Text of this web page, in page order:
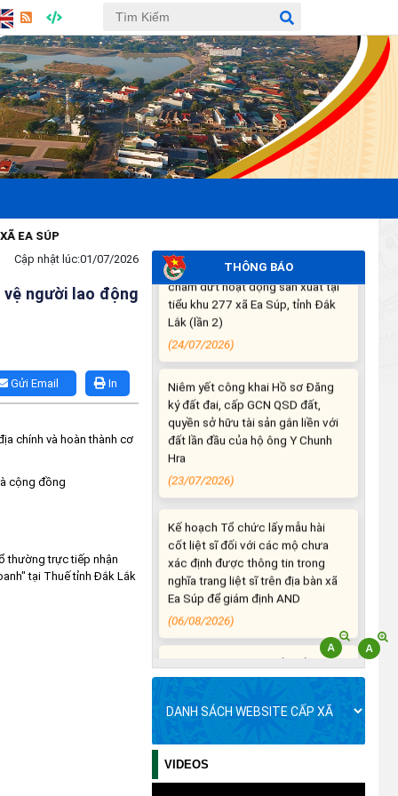
Cập nhật lúc:01/07/2026
vệ người lao động
In
Gửi Email
chính và hoàn thành cơ
cộng đồng
thường trực tiếp nhận
tại Thuế tỉnh Đắk Lắk
THÔNG BÁO
Chấp hành Trung ương Đảng
(28/07/2026)
THÔNG BÁO DỰ KIẾN LỊCH CÔNG
TÁC CỦA THƯỜNG TRỰC HĐND
XÃ VÀ LÃNH ĐẠO UBND XÃ
TUẦN THỨ 30 (từ ngày
27/7/2026 đến ngày
THÔNG BÁO: Về việc yêu cầu
chấm dứt hoạt động sản xuất tại
tiểu khu 277 xã Ea Súp, tỉnh Đắk
Lắk (lần 2)
(24/07/2026)
Niêm yết công khai Hồ sơ Đăng
ký đất đai, cấp GCN QSD đất,
quyền sở hữu tài sản gắn liền với
đất lần đầu của hộ ông Y Chunh
Hra
(23/07/2026)
Kế hoạch Tổ chức lấy mẫu hài
cốt liệt sĩ đối với các mộ chưa
xác định được thông tin trong
nghĩa trang liệt sĩ trên địa bàn xã
Ea Súp để giám định AND
(06/08/2026)
Thông báo nghiêm cấm sử dụng
đất với khu vực Quy hoạch cấp
đất sản xuất cho các hộ nghèo,
cận nghèo thiếu đất sản xuất
trên địa bàn xã.
(06/08/2026)
VIDEOS